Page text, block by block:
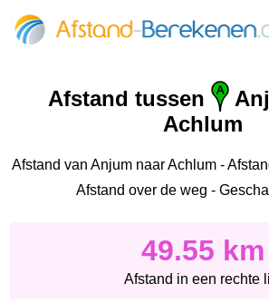
Afstand tussen
Achlum
Afstand van Anjum naar Achlum -
Afstand over de weg -
49.55 km
Afstand in een rechte